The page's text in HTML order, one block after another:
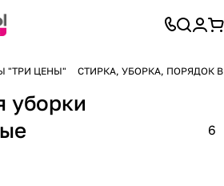
"ТРИ ЦЕНЫ" СТИРКА, УБОРКА, ПОРЯДОК
уборки
6